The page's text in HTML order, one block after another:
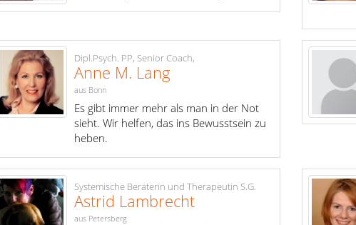
Dipl.Psych. PP, Senior Coach,
Anne M. Lang
aus Bonn
Es gibt immer mehr als man in der Not
sieht. Wir helfen, das ins Bewusstsein zu
heben.
Systemische Beraterin und Therapeutin S.G.
Astrid Lambrecht
aus Petersberg